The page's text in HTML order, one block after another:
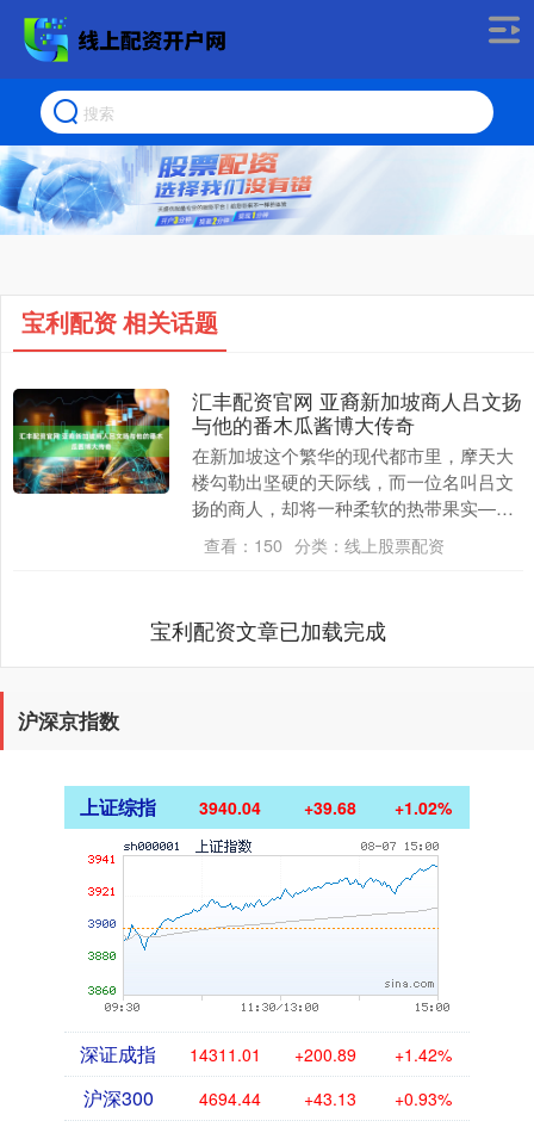
宝利配资 相关话题
汇丰配资官网 亚裔新加坡商人吕文扬
与他的番木瓜酱博大传奇
在新加坡这个繁华的现代都市里，摩天大
楼勾勒出坚硬的天际线，而一位名叫吕文
扬的商人，却将一种柔软的热带果实——
番木瓜，熬成了风靡全城的金色传奇。他
的故事，就像他精....
查看： 150 分类： 线上股票配资
宝利配资文章已加载完成
沪深京指数
上证综指 3940.04 +39.68 +1.02%
深证成指 14311.01 +200.89 +1.42%
沪深300 4694.44 +43.13 +0.93%